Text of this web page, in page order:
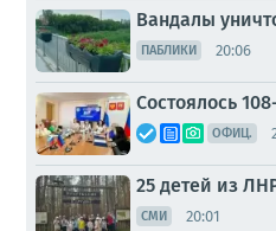
Вандалы
ПАБЛИКИ 20:06
Состоялось
ОФИЦ.
25 детей из
СМИ 20:01